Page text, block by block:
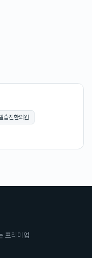
습진한의원
프리미엄